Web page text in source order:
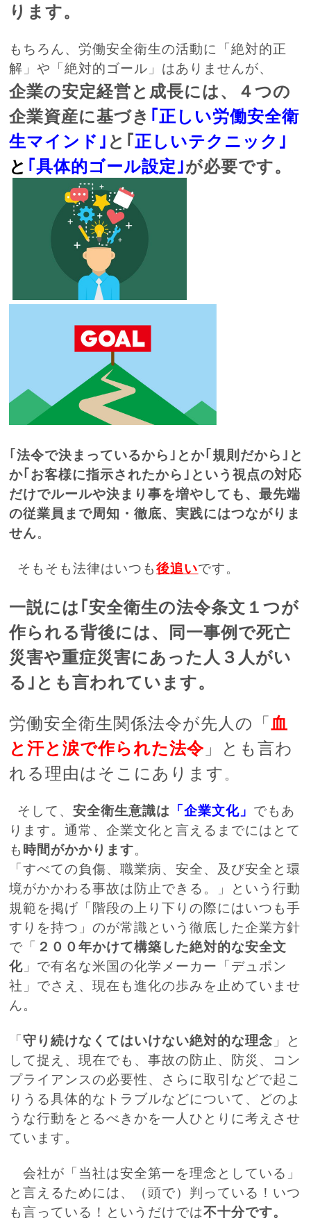
ります。
もちろん、労働安全衛生の活動に「絶対的正
解」や「絶対的ゴール」はありませんが、
企業の安定経営と成長には、４つの
企業資産に基づき ｢正しい労働安全衛
生マインド｣ と｢正しいテクニック｣
と ｢具体的ゴール設定｣が必要です。
｢法令で決まっているから｣とか｢規則だから｣と
か｢お客様に指示されたから｣という視点の対応
だけでルールや決まり事を増やしても、最先端
の従業員まで周知・徹底、実践にはつながりま
せん。
そもそも法律はいつも後追いです。
一説には｢安全衛生の法令条文１つが
作られる背後には、同一事例で死亡
災害や重症災害にあった人３人がい
る｣とも言われています。
労働安全衛生関係法令が先人の「血
と汗と涙で作られた法令 」とも言わ
れる理由はそこにあります。
そして、安全衛生意識は 「企業文化」 でもあ
ります。通常、企業文化と言えるまでにはとて
も時間がかかります。
「すべての負傷、職業病、安全、及び安全と環
境がかかわる事故は防止できる。」という行動
規範を掲げ「階段の上り下りの際にはいつも手
すりを持つ」のが常識という徹底した企業方針
で 「 ２００年かけて構築した絶対的な安全文
化 」で有名な米国の化学メーカー「デュポン
社」でさえ、現在も進化の歩みを止めていませ
ん。
「守り続けなくてはいけない絶対的な理念 」と
して捉え、現在でも、事故の防止、防災、コン
プライアンスの必要性、さらに取引などで起こ
りうる具体的なトラブルなどについて、どのよ
うな行動をとるべきかを一人ひとりに考えさせ
ています。
会社が「当社は安全第一を理念としている」
と言えるためには、（頭で）判っている！いつ
も言っている！というだけでは不十分です。